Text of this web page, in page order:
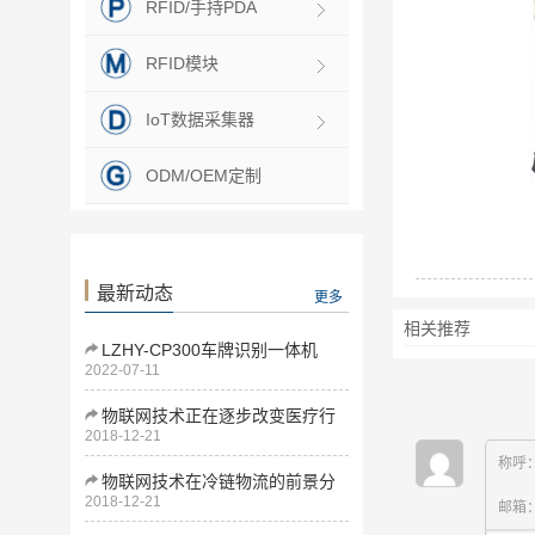
RFID/手持PDA
RFID模块
IoT数据采集器
ODM/OEM定制
最新动态 更多
LZHY-CP300车牌识别一体机
2022-07-11
物联网技术正在逐步改变医疗行
业
2018-12-21
物联网技术在冷链物流的前景分
析
2018-12-21
相关推荐
称呼
邮箱